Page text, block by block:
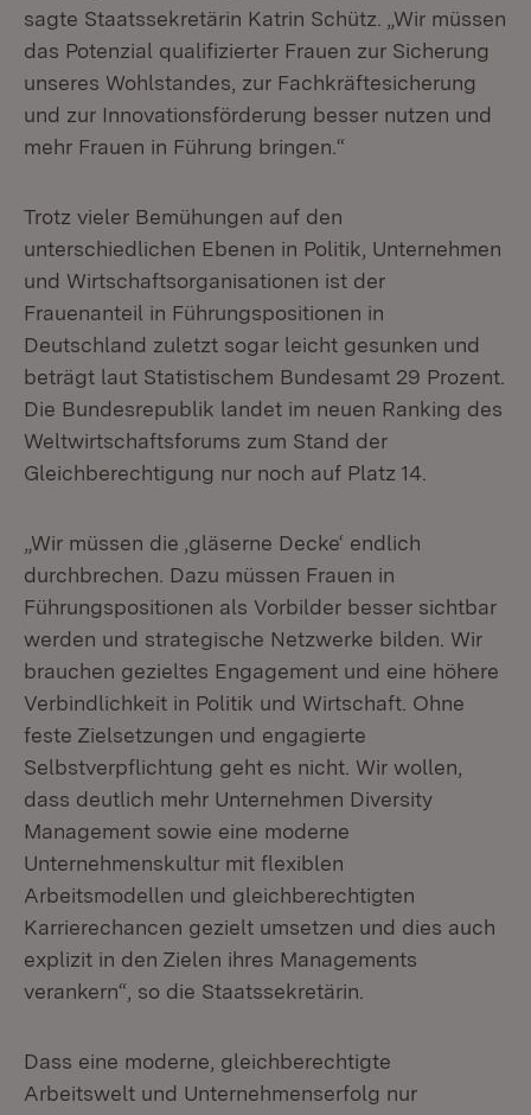
sagte Staatssekretärin Katrin Schütz. „Wir müssen
das Potenzial qualifizierter Frauen zur Sicherung
unseres Wohlstandes, zur Fachkräftesicherung
und zur Innovationsförderung besser nutzen und
mehr Frauen in Führung bringen.“
Trotz vieler Bemühungen auf den
unterschiedlichen Ebenen in Politik, Unternehmen
und Wirtschaftsorganisationen ist der
Frauenanteil in Führungspositionen in
Deutschland zuletzt sogar leicht gesunken und
beträgt laut Statistischem Bundesamt 29 Prozent.
Die Bundesrepublik landet im neuen Ranking des
Weltwirtschaftsforums zum Stand der
Gleichberechtigung nur noch auf Platz 14.
„Wir müssen die ‚gläserne Decke‘ endlich
durchbrechen. Dazu müssen Frauen in
Führungspositionen als Vorbilder besser sichtbar
werden und strategische Netzwerke bilden. Wir
brauchen gezieltes Engagement und eine höhere
Verbindlichkeit in Politik und Wirtschaft. Ohne
feste Zielsetzungen und engagierte
Selbstverpflichtung geht es nicht. Wir wollen,
dass deutlich mehr Unternehmen Diversity
Management sowie eine moderne
Unternehmenskultur mit flexiblen
Arbeitsmodellen und gleichberechtigten
Karrierechancen gezielt umsetzen und dies auch
explizit in den Zielen ihres Managements
verankern“, so die Staatssekretärin.
Dass eine moderne, gleichberechtigte
Arbeitswelt und Unternehmenserfolg nur